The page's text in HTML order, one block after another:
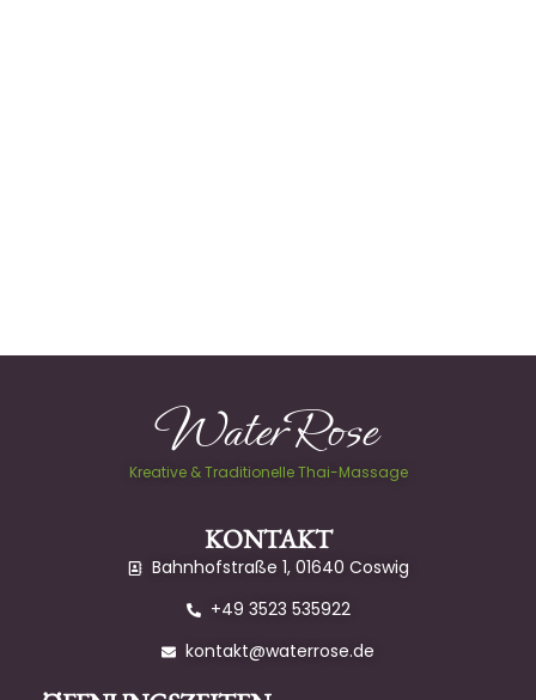
WaterRose
Kreative & Traditionelle Thai-Massage
KONTAKT
Bahnhofstraße 1, 01640 Coswig
+49 3523 535922
kontakt@waterrose.de